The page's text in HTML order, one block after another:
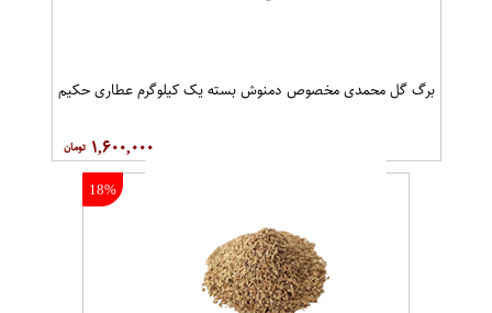
برگ گل محمدی مخصوص دمنوش بسته یک کیلوگرم عطاری حکیم
۱,۶۰۰,۰۰۰
18%